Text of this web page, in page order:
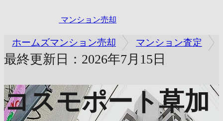
マンション売却
ホームズマンション売却 マンション査定
最終更新日：2026年7月15日
コスモポート草加